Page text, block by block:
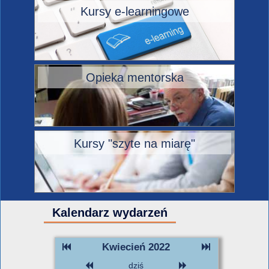
Kursy e-learningowe
Opieka mentorska
Kursy "szyte na miarę"
Kalendarz wydarzeń
Kwiecień 2022
dziś